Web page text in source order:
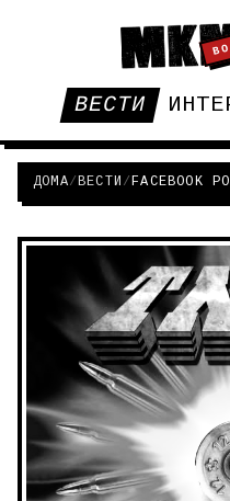
ВЕСТИ
ДОМА/ВЕСТИ /FACEBOOK